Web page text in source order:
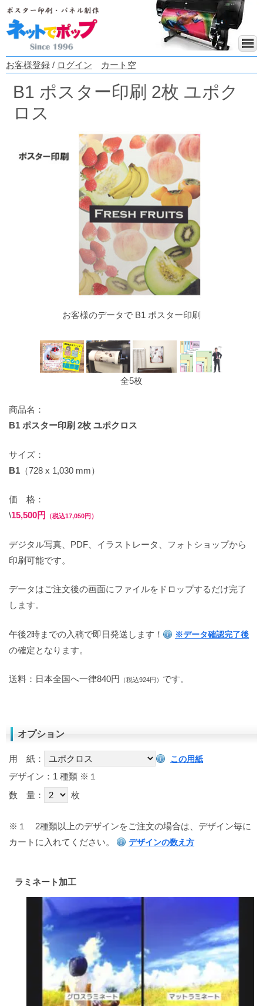
お客様登録 / ログイン カート空
B1 ポスター印刷 2枚 ユポク
ロス
お客様のデータで B1 ポスター印刷
全5枚
商品名：
B1 ポスター印刷 2枚 ユポクロス
サイズ：
B1 （728 x 1,030 mm）
価 格：
\15,500円 （税込17,050円）
デジタル写真、PDF、イラストレータ、フォトショップから
印刷可能です。
データはご注文後の画面にファイルをドロップするだけ完了
します。
午後2時までの入稿で即日発送します！ ※データ確認完了後
の確定となります。
送料：日本全国へ一律840円 （税込924円） です。
オプション
用 紙： この用紙
デザイン：1 種類 ※１
数 量：
枚
※１
2種類以上のデザインをご注文の場合は、デザイン毎に
カートに入れてください。
デザインの数え方
ラミネート加工